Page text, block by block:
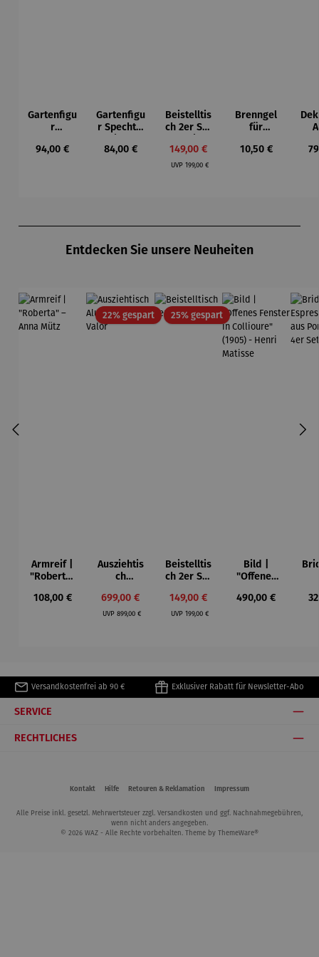
Gartenfigu
r
t Vogel -
Regulärer Preis:
94,00 €
Gartenfigu
r Specht -
Bhire
Regulärer Preis:
84,00 €
Beistelltis
ch 2er Set
Verkaufspreis:
149,00 €
UVP Regulärer Preis:
199,00 €
Brenngel
für
elle -
Regulärer Preis:
10,50 €
Entdecken Sie unsere Neuheiten
Armreif |
"Roberta"
Mütz
Regulärer Preis:
108,00 €
22% gespartRabatt
Ausziehtis
ch
– Valor
Verkaufspreis:
699,00 €
UVPRegulärer Preis:
899,00 €
25% gespartRabatt
Beistelltis
ch 2er Set
Verkaufspreis:
149,00 €
UVP Regulärer Preis:
199,00 €
Bild |
"Offenes
Collioure"
Regulärer Preis:
490,00 €
Versandkostenfrei ab 90 € Exklusiver Rabatt für Newsletter-Abo
SERVICE
RECHTLICHES
Kontakt Hilfe Retouren & Reklamation Impressum
Alle Preise inkl. gesetzl. Mehrwertsteuer zzgl. Versandkosten und ggf. Nachnahmegebühren,
wenn nicht anders angegeben.
© 2026 WAZ - Alle Rechte vorbehalten. Theme by ThemeWare®